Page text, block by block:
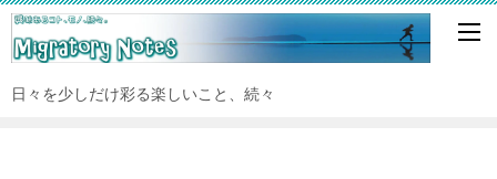
日々を少しだけ彩る楽しいこと、続々